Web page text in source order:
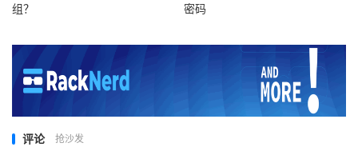
组？
密码
评论 抢沙发